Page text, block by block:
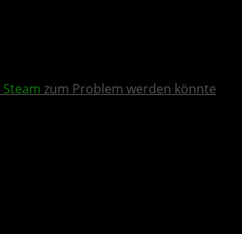
Steam zum Problem werden könnte